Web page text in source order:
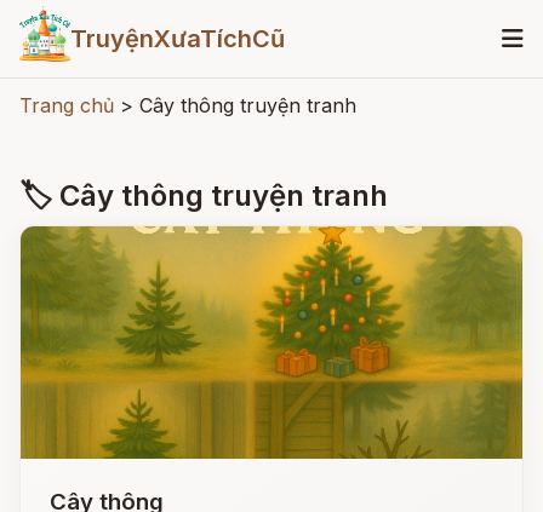
TruyệnXưaTíchCũ
Trang chủ > Cây thông truyện tranh
🏷 Cây thông truyện tranh
Cây thông